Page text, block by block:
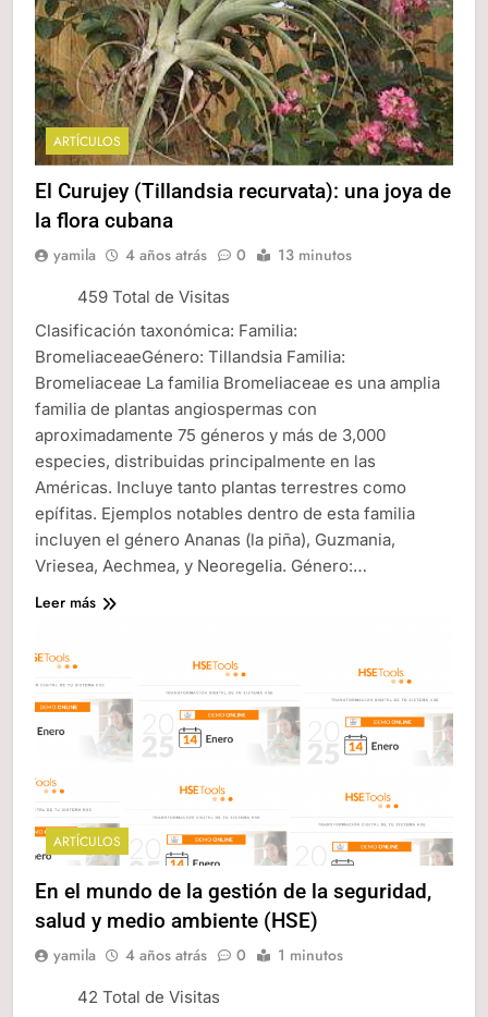
ARTÍCULOS
El Curujey (Tillandsia recurvata): una joya de
la flora cubana
yamila 4 años atrás 0 13 minutos
459 Total de Visitas
Clasificación taxonómica: Familia:
BromeliaceaeGénero: Tillandsia Familia:
Bromeliaceae La familia Bromeliaceae es una amplia
familia de plantas angiospermas con
aproximadamente 75 géneros y más de 3,000
especies, distribuidas principalmente en las
Américas. Incluye tanto plantas terrestres como
epífitas. Ejemplos notables dentro de esta familia
incluyen el género Ananas (la piña), Guzmania,
Vriesea, Aechmea, y Neoregelia. Género:…
Leer más
ARTÍCULOS
En el mundo de la gestión de la seguridad,
salud y medio ambiente (HSE)
yamila 4 años atrás 0 1 minutos
42 Total de Visitas